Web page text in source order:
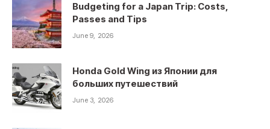
Budgeting for a Japan Trip: Costs,
Passes and Tips
June 9, 2026
Honda Gold Wing из Японии для
больших путешествий
June 3, 2026